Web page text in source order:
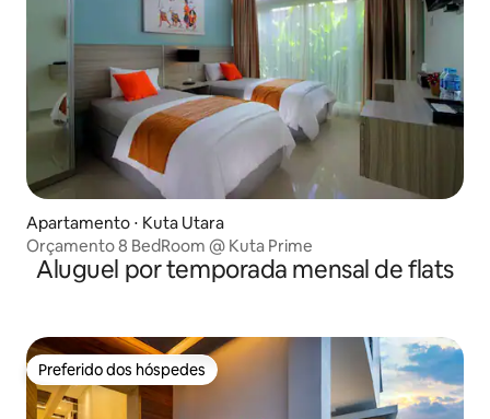
Apartamento ⋅ Kuta Utara
Orçamento 8 BedRoom @ Kuta Prime
Aluguel por temporada mensal de flats
Preferido dos hóspedes
Preferido dos hóspedes